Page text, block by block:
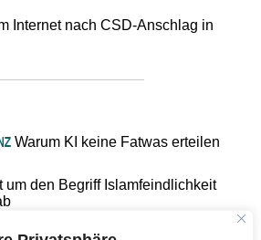
Internet nach CSD-Anschlag in
Warum KI keine Fatwas erteilen
um den Begriff Islamfeindlichkeit